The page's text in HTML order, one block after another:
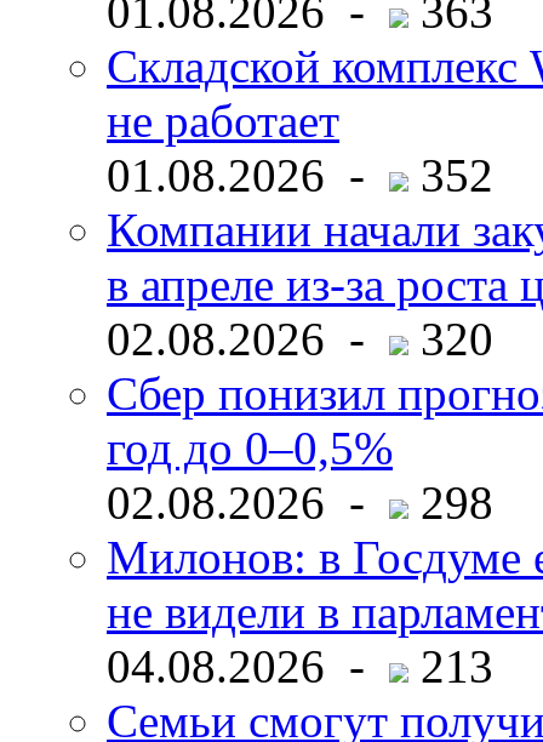
01.08.2026 -
363
Складской комплекс
не работает
01.08.2026 -
352
Компании начали
в апреле из-за роста
02.08.2026 -
320
Сбер понизил
год до 0–0,5%
02.08.2026 -
298
Милонов: в Госдуме
не видели в
04.08.2026 -
213
Семьи смогут